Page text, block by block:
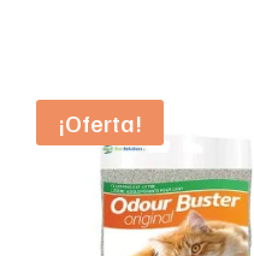
¡Oferta!